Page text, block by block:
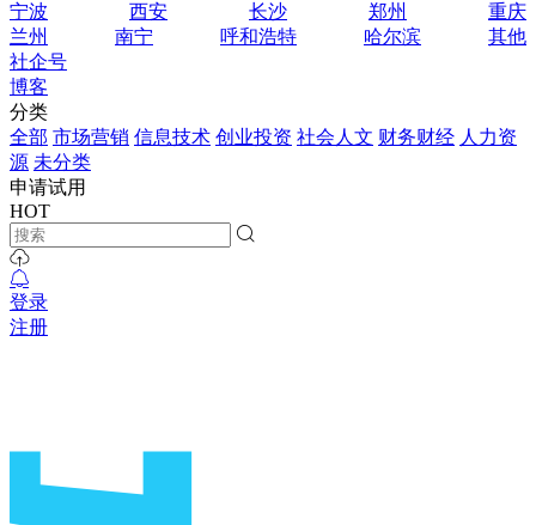
宁波
西安 长沙 郑州
重庆
兰州
南宁 呼和浩特 哈尔滨
其他
社企号
博客
分类
全部 市场营销 信息技术 创业投资 社会人文 财务财经 人力资
源 未分类
申请试用
HOT
登录
注册